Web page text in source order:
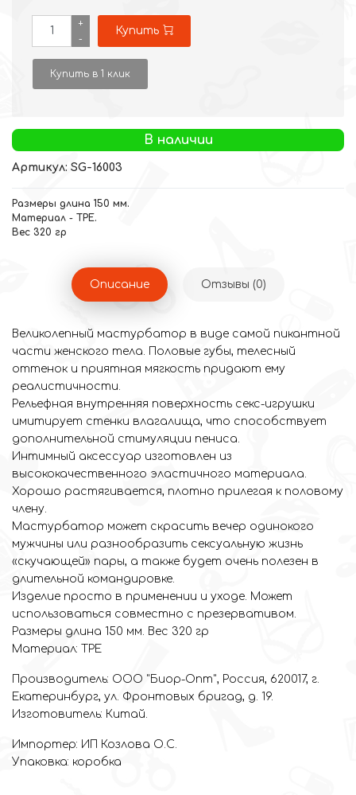
+
-
Купить
Купить в 1 клик
В наличии
Артикул: SG-16003
Размеры длина 150 мм.
Материал - TPE.
Вес 320 гр
Описание Отзывы (0)
Великолепный мастурбатор в виде самой пикантной
части женского тела. Половые губы, телесный
оттенок и приятная мягкость придают ему
реалистичности.
Рельефная внутренняя поверхность секс-игрушки
имитирует стенки влагалища, что способствует
дополнительной стимуляции пениса.
Интимный аксессуар изготовлен из
высококачественного эластичного материала.
Хорошо растягивается, плотно прилегая к половому
члену.
Мастурбатор может скрасить вечер одинокого
мужчины или разнообразить сексуальную жизнь
«скучающей» пары, а также будет очень полезен в
длительной командировке.
Изделие просто в применении и уходе. Может
использоваться совместно с презервативом.
Размеры длина 150 мм. Вес 320 гр
Материал: ТРЕ
Производитель: ООО "Биор-Опт", Россия, 620017, г.
Екатеринбург, ул. Фронтовых бригад, д. 19.
Изготовитель: Китай.
Импортер: ИП Козлова О.С.
Упаковка: коробка